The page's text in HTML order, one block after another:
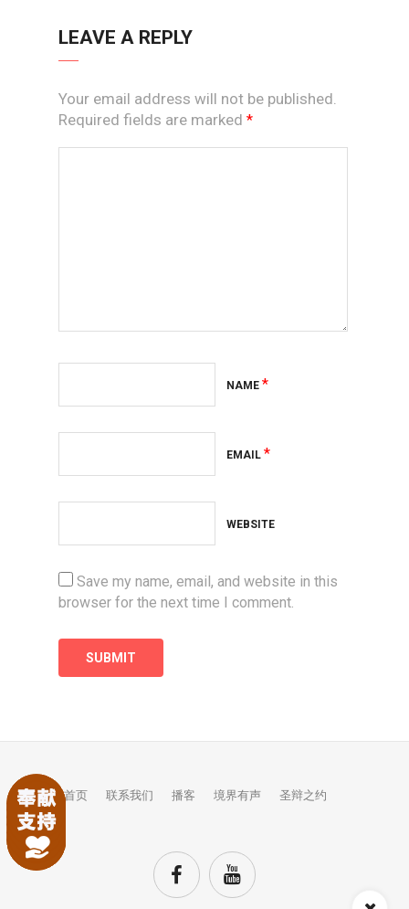
LEAVE A REPLY
Your email address will not be published.
Required fields are marked *
NAME *
EMAIL *
WEBSITE
Save my name, email, and website in this
browser for the next time I comment.
首页 联系我们 播客 境界有声 圣辩之约